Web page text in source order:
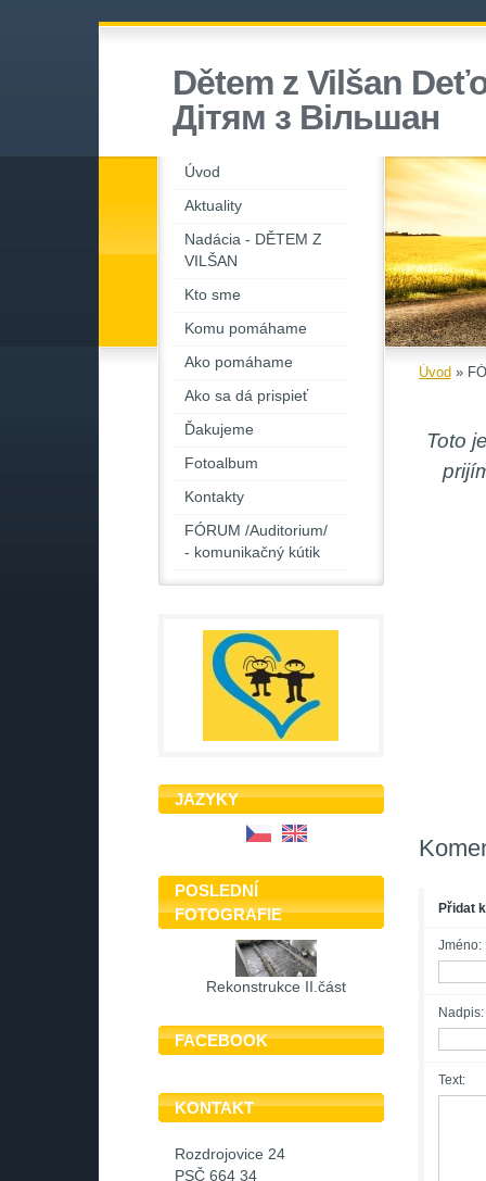
Dětem z Vilšan
Дiтям з Вiльшан
Úvod
Aktuality
Nadácia - DĚTEM Z
VILŠAN
Kto sme
Komu pomáhame
Ako pomáhame
Ako sa dá prispieť
Ďakujeme
Fotoalbum
Kontakty
FÓRUM /Auditorium/
- komunikačný kútik
JAZYKY
POSLEDNÍ
FOTOGRAFIE
Rekonstrukce II.část
FACEBOOK
KONTAKT
Rozdrojovice 24
PSČ 664 34
Úvod »
Toto
Přidat
Jméno:
Nadpis:
Text: